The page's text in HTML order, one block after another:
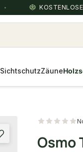
SichtschutzZäune
Osmo